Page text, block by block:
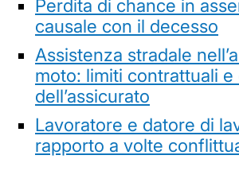
Perdita di chance in
causale con il decesso
Assistenza stradale
moto: limiti contrattuali e
dell’assicurato
Lavoratore e datore di
rapporto a volte